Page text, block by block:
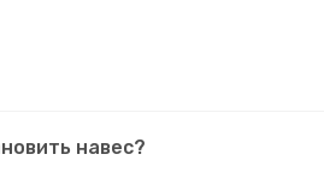
навес?